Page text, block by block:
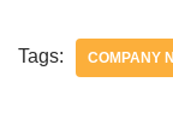
Tags: COMPANY